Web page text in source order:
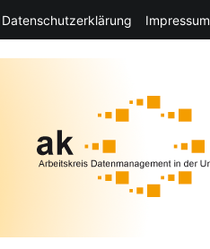
Datenschutzerklärung Impressum